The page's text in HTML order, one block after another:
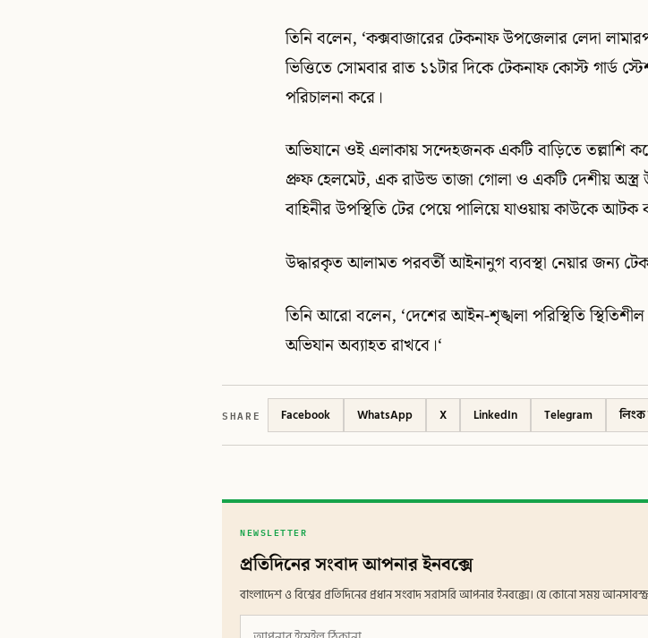
তিনি বলেন, ‘কক্সবাজারের টেকনাফ উপজেলার লেদা
ভিত্তিতে সোমবার রাত ১১টার দিকে টেকনাফ কোস্ট গার্ড
পরিচালনা করে।
অভিযানে ওই এলাকায় সন্দেহজনক একটি বাড়িতে তল্লাশি
প্রুফ হেলমেট, এক রাউন্ড তাজা গোলা ও একটি দেশীয় অস্ত্র
বাহিনীর উপস্থিতি টের পেয়ে পালিয়ে যাওয়ায় কাউকে আটক
উদ্ধারকৃত আলামত পরবর্তী আইনানুগ ব্যবস্থা নেয়ার জন্য
তিনি আরো বলেন, ‘দেশের আইন-শৃঙ্খলা পরিস্থিতি
অভিযান অব্যাহত রাখবে।‘
SHARE Facebook WhatsApp X LinkedIn Telegram
NEWSLETTER
প্রতিদিনের সংবাদ আপনার ইনবক্সে
বাংলাদেশ ও বিশ্বের প্রতিদিনের প্রধান সংবাদ সরাসরি আপনার ইনবক্সে। যে কোনো সময়